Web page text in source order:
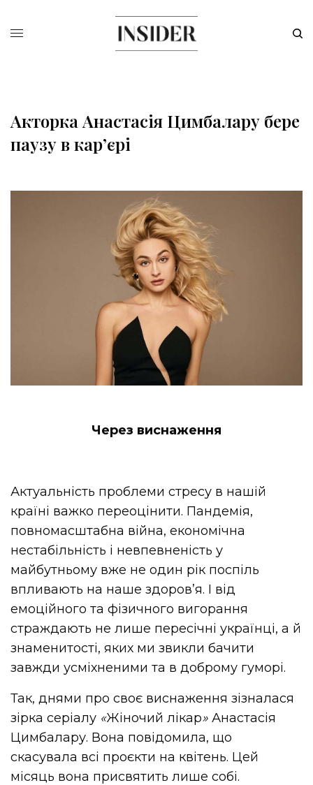
Акторка Анастасія Цимбалару бере
паузу в кар’єрі
Через виснаження
Актуальність проблеми стресу в нашій
країні важко переоцінити. Пандемія,
повномасштабна війна, економічна
нестабільність і невпевненість у
майбутньому вже не один рік поспіль
впливають на наше здоров’я. І від
емоційного та фізичного вигорання
страждають не лише пересічні українці, а й
знаменитості, яких ми звикли бачити
завжди усміхненими та в доброму гуморі.
Так, днями про своє виснаження зізналася
зірка серіалу «Жіночий лікар» Анастасія
Цимбалару. Вона повідомила, що
скасувала всі проєкти на квітень. Цей
місяць вона присвятить лише собі.